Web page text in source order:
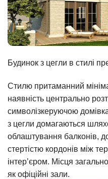
Будинок з цегли в стилі
Стилю притаманний
наявність центрально
символізкеруючою
з цегли домагаються
облаштування балконів,
стертістю кордонів між
інтер’єром. Місця
як офіційні зали.